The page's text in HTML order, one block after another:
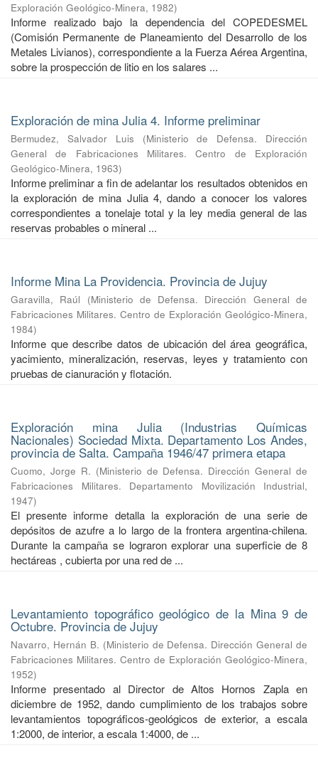
Exploración Geológico-Minera, 1982)
Informe realizado bajo la dependencia del COPEDESMEL
(Comisión Permanente de Planeamiento del Desarrollo de los
Metales Livianos), correspondiente a la Fuerza Aérea Argentina,
sobre la prospección de litio en los salares ...
Exploración de mina Julia 4. Informe preliminar
Bermudez, Salvador Luis (Ministerio de Defensa. Dirección
General de Fabricaciones Militares. Centro de Exploración
Geológico-Minera, 1963)
Informe preliminar a fin de adelantar los resultados obtenidos en
la exploración de mina Julia 4, dando a conocer los valores
correspondientes a tonelaje total y la ley media general de las
reservas probables o mineral ...
Informe Mina La Providencia. Provincia de Jujuy
Garavilla, Raúl (Ministerio de Defensa. Dirección General de
Fabricaciones Militares. Centro de Exploración Geológico-Minera,
1984)
Informe que describe datos de ubicación del área geográfica,
yacimiento, mineralización, reservas, leyes y tratamiento con
pruebas de cianuración y flotación.
Exploración mina Julia (Industrias Químicas
Nacionales) Sociedad Mixta. Departamento Los Andes,
provincia de Salta. Campaña 1946/47 primera etapa
Cuomo, Jorge R. (Ministerio de Defensa. Dirección General de
Fabricaciones Militares. Departamento Movilización Industrial,
1947)
El presente informe detalla la exploración de una serie de
depósitos de azufre a lo largo de la frontera argentina-chilena.
Durante la campaña se lograron explorar una superficie de 8
hectáreas , cubierta por una red de ...
Levantamiento topográfico geológico de la Mina 9 de
Octubre. Provincia de Jujuy
Navarro, Hernán B. (Ministerio de Defensa. Dirección General de
Fabricaciones Militares. Centro de Exploración Geológico-Minera,
1952)
Informe presentado al Director de Altos Hornos Zapla en
diciembre de 1952, dando cumplimiento de los trabajos sobre
levantamientos topográficos-geológicos de exterior, a escala
1:2000, de interior, a escala 1:4000, de ...